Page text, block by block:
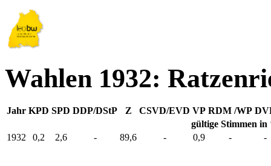
Wahlen 1932:
Jahr KPD SPD DDP/DStP Z CSVD/EVD VP RDM /WP
gültige Stimmen in
1932
0,2 2,6 - 89,6 - 0,9 - -